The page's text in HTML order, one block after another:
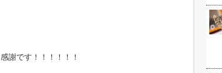
感謝です！！！！！！